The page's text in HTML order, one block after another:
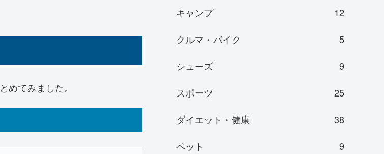
めてみました。
キャンプ
12
クルマ・バイク
5
シューズ
9
スポーツ
25
ダイエット・健康
38
ペット
9